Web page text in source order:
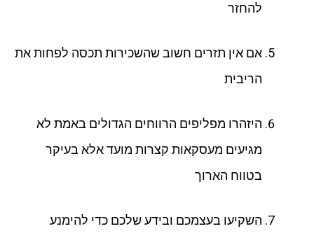
להחזר
אם אין תזרים חשוב שהשכירות תכסה לפחות את
הריבית
היזהרו מפליפים הרווחים הגדולים באמת לא
מגיעים מעסקאות קצרות מועד אלא בעיקר
בטווח הארוך
השקיעו בעצמכם ובידע שלכם כדי להימנע